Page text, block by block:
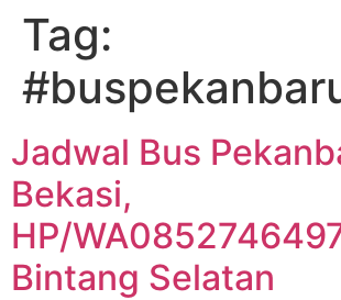
Tag:
Jadwal Bus
Bekasi,
HP/
Bintang Selatan